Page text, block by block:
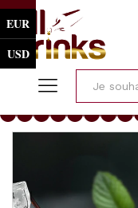
EUR
USD